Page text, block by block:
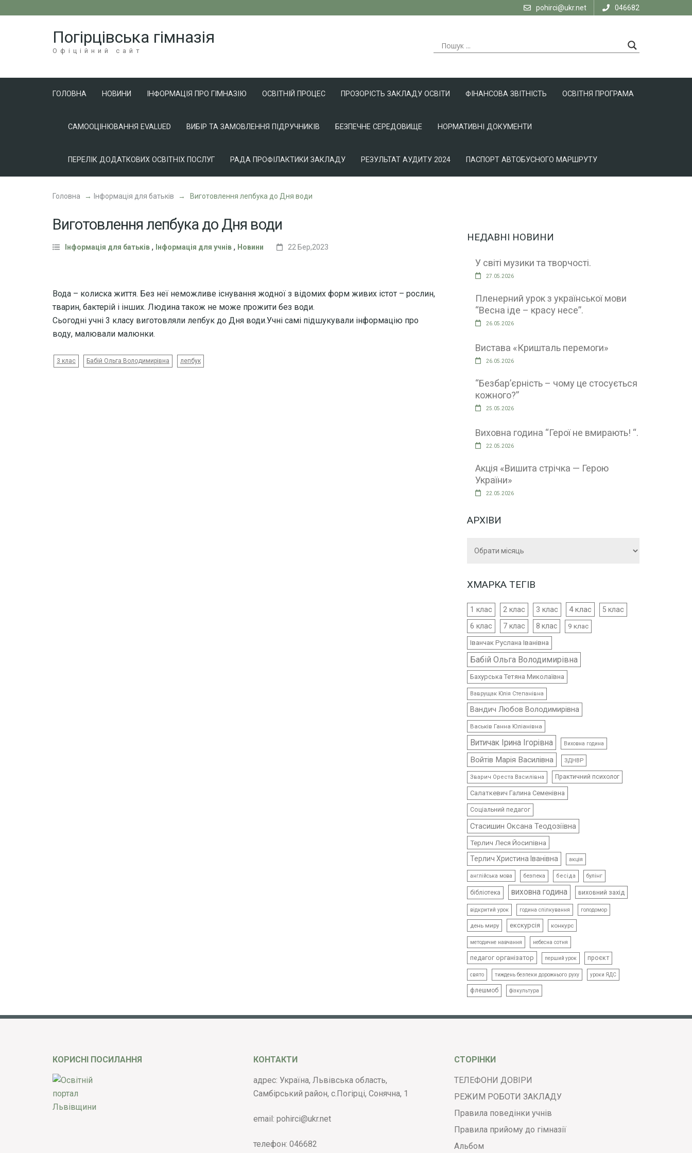
pohirci@ukr.net 046682
Погірцівська гімназія
Офіційний сайт
ГОЛОВНА НОВИНИ ІНФОРМАЦІЯ ПРО ГІМНАЗІЮ ОСВІТНІЙ ПРОЦЕС ПРОЗОРІСТЬ ЗАКЛАДУ ОСВІТИ ФІНАНСОВА ЗВІТНІСТЬ ОСВІТНЯ ПРОГРАМА
САМООЦІНЮВАННЯ EVALUED ВИБІР ТА ЗАМОВЛЕННЯ ПІДРУЧНИКІВ БЕЗПЕЧНЕ СЕРЕДОВИЩЕ НОРМАТИВНІ ДОКУМЕНТИ
ПЕРЕЛІК ДОДАТКОВИХ ОСВІТНІХ ПОСЛУГ РАДА ПРОФІЛАКТИКИ ЗАКЛАДУ РЕЗУЛЬТАТ АУДИТУ 2024 ПАСПОРТ АВТОБУСНОГО МАРШРУТУ
Головна → Інформація для батьків → Виготовлення лепбука до Дня води
Виготовлення лепбука до Дня води
Інформація для батьків , Інформація для учнів , Новини 22 Бер,2023
Вода – колиска життя. Без неї неможливе існування жодної з відомих форм живих істот – рослин,
тварин, бактерій і інших. Людина також не може прожити без води.
Сьогодні учні 3 класу виготовляли лепбук до Дня води.Учні самі підшукували інформацію про
воду, малювали малюнки.
3 клас Бабій Ольга Володимирівна лепбук
НЕДАВНІ НОВИНИ
У світі музики та творчості.
27.05.2026
Пленерний урок з української мови
“Весна іде – красу несе”.
26.05.2026
Вистава «Кришталь перемоги»
26.05.2026
“Безбар’єрність – чому це стосується
кожного?”
25.05.2026
Виховна година “Герої не вмирають! “.
22.05.2026
Акція «Вишита стрічка — Герою
України»
22.05.2026
АРХІВИ
ХМАРКА ТЕГІВ
1 клас 2 клас 3 клас 4 клас 5 клас
6 клас 7 клас 8 клас 9 клас
Іванчак Руслана Іванівна
Бабій Ольга Володимирівна
Бахурська Тетяна Миколаївна
Ваврущак Юлія Степанівна
Вандич Любов Володимирівна
Васьків Ганна Юліанівна
Витичак Ірина Ігорівна Виховна година
Войтів Марія Василівна ЗДНВР
Зварич Ореста Василівна Практичний психолог
Салаткевич Галина Семенівна
Соціальний педагог
Стасишин Оксана Теодозіївна
Терлич Леся Йосипівна
Терлич Христина Іванівна
акція
англійська мова безпека бесіда булінг
бібліотека виховна година виховний захід
відкритий урок година спілкування голодомор
день миру екскурсія конкурс
методичне навчання небесна сотня
педагог організатор перший урок проєкт
свято тиждень безпеки дорожнього руху уроки ЯДС
флешмоб фізкультура
КОРИСНІ ПОСИЛАННЯ КОНТАКТИ
адрес: Україна, Львівська область,
Самбірський район, с.Погірці, Сонячна, 1
email: pohirci@ukr.net
телефон: 046682
СТОРІНКИ
ТЕЛЕФОНИ ДОВІРИ
РЕЖИМ РОБОТИ ЗАКЛАДУ
Правила поведінки учнів
Правила прийому до гімназії
Альбом